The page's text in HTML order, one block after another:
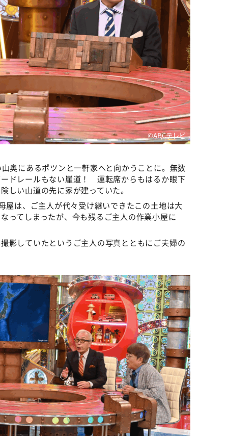
©ABCテレビ
奥にあるポツンと一軒家へと向かうことに。無数
ドレールもない崖道！ 運転席からもはるか眼下
しい山道の先に家が建っていた。
屋は、ご主人が代々受け継いできたこの土地は大
ってしまったが、今も残るご主人の作業小屋に
影していたというご主人の写真とともにご夫婦の